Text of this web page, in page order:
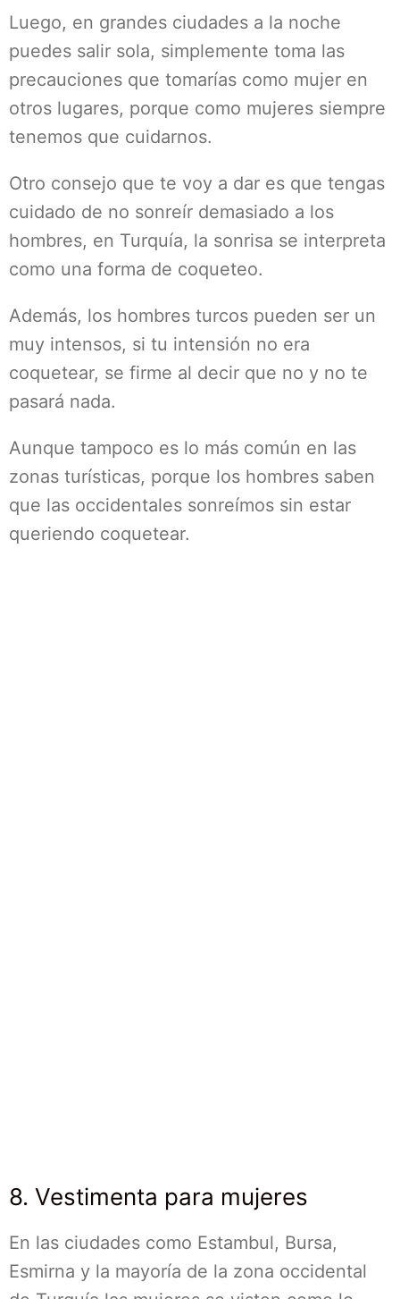
Luego, en grandes ciudades a la noche
puedes salir sola, simplemente toma las
precauciones que tomarías como mujer en
otros lugares, porque como mujeres siempre
tenemos que cuidarnos.
Otro consejo que te voy a dar es que tengas
cuidado de no sonreír demasiado a los
hombres, en Turquía, la sonrisa se interpreta
como una forma de coqueteo.
Además, los hombres turcos pueden ser un
muy intensos, si tu intensión no era
coquetear, se firme al decir que no y no te
pasará nada.
Aunque tampoco es lo más común en las
zonas turísticas, porque los hombres saben
que las occidentales sonreímos sin estar
queriendo coquetear.
8. Vestimenta para mujeres
En las ciudades como Estambul, Bursa,
Esmirna y la mayoría de la zona occidental